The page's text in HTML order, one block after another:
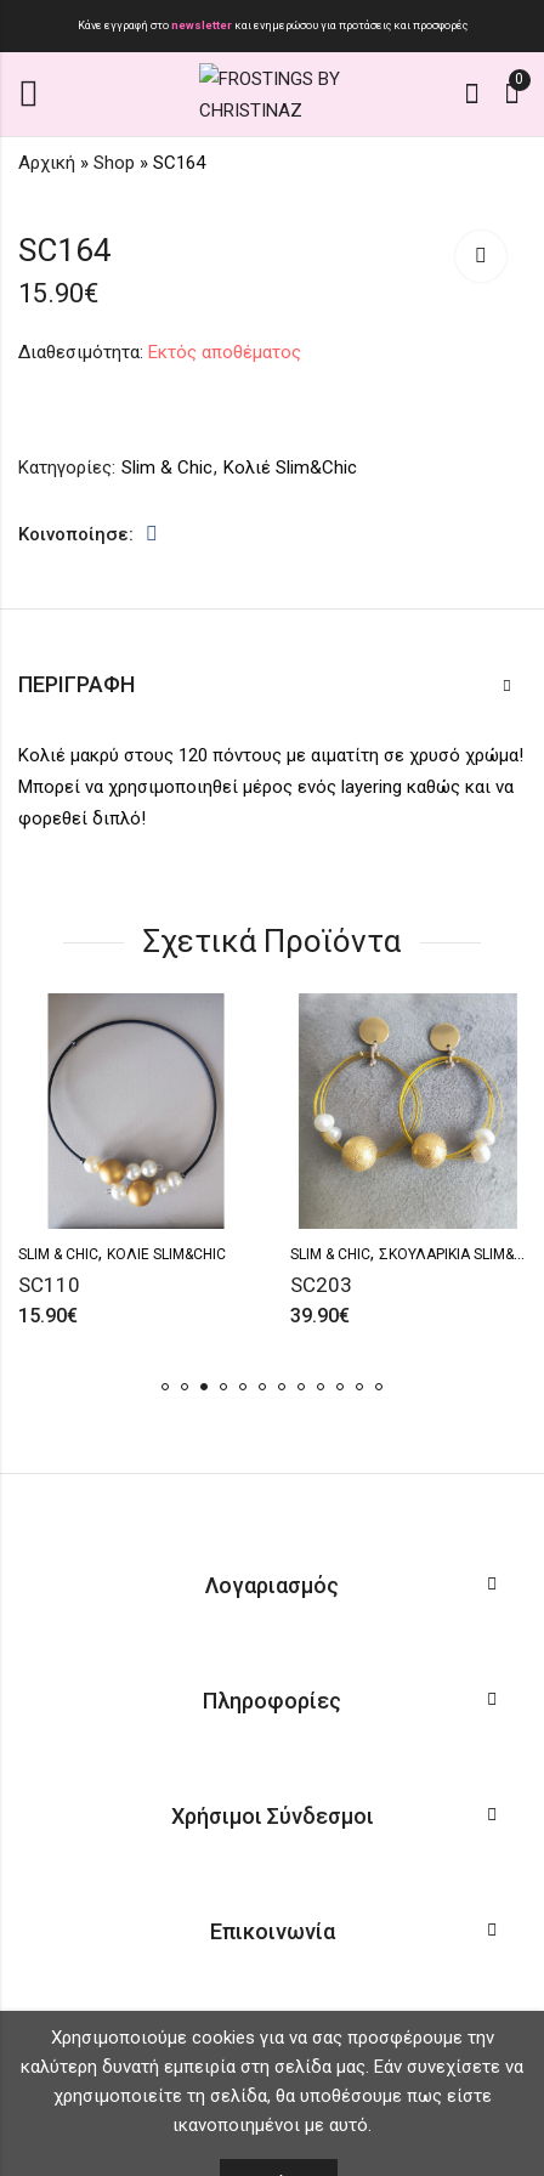
Κάνε εγγραφή στοnewsletter και ενημερώσου για προτάσεις και προσφορές
0
Αρχική » Shop » SC164
SC164
15.90€
Διαθεσιμότητα: Εκτός αποθέματος
Κατηγορίες: Slim & Chic, Κολιέ Slim&Chic
Κοινοποίησε:
ΠΕΡΙΓΡΑΦΉ
Κολιέ μακρύ στους 120 πόντους με αιματίτη σε χρυσό χρώμα!
Μπορεί να χρησιμοποιηθεί μέρος ενός layering καθώς και να
φορεθεί διπλό!
Σχετικά Προϊόντα
SLIM & CHIC, ΚΟΛΙΈ SLIM&CHIC
SC110
15.90€
SLIM & CHIC, ΣΚΟΥΛΑΡΊΚΙΑ SLIM&CHIC
SC203
39.90€
Λογαριασμός
Πληροφορίες
Χρήσιμοι Σύνδεσμοι
Επικοινωνία
Χρησιμοποιούμε cookies για να σας προσφέρουμε την
καλύτερη δυνατή εμπειρία στη σελίδα μας. Εάν συνεχίσετε να
χρησιμοποιείτε τη σελίδα, θα υποθέσουμε πως είστε
ικανοποιημένοι με αυτό.